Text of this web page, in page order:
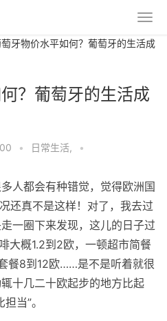
牙物价水平如何？葡萄牙的生活成
？葡萄牙的生活成
• 日常生活, •
人都会有种错觉，觉得欧洲国
还真不是这样！对了，我去过
一圈下来发现，这儿的日子过
大概1.2到2欧，一顿超市简餐
餐8到12欧……是不是听着就很
十几二十欧起步的地方比起
当”。